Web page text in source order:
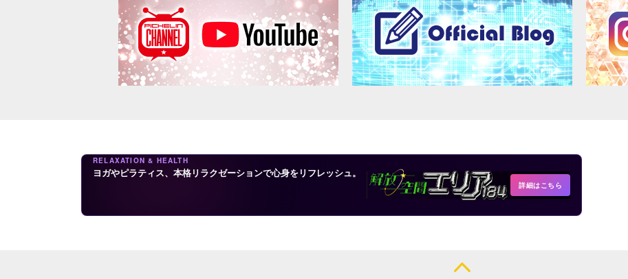
RELAXATION & HEALTH
ヨガやピラティス、本格リラクゼーションで心身をリフレッシュ。
詳細はこちら